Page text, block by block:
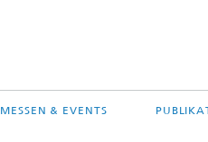
MESSEN & EVENTS